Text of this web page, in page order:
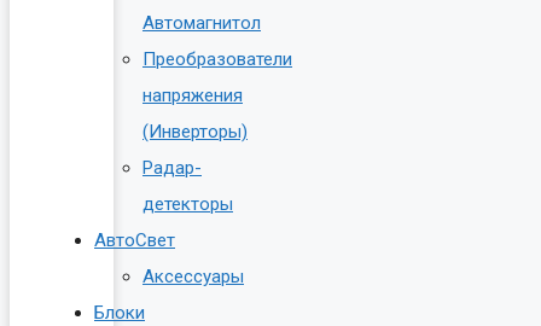
Автомагнитол
Преобразователи
напряжения
(Инверторы)
Радар-
детекторы
АвтоСвет
Аксессуары
Блоки